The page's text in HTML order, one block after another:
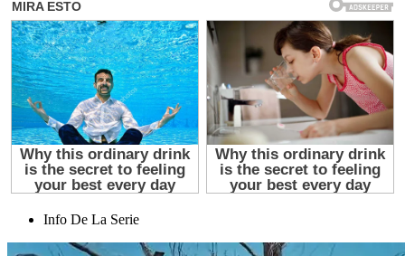
Info De La Serie